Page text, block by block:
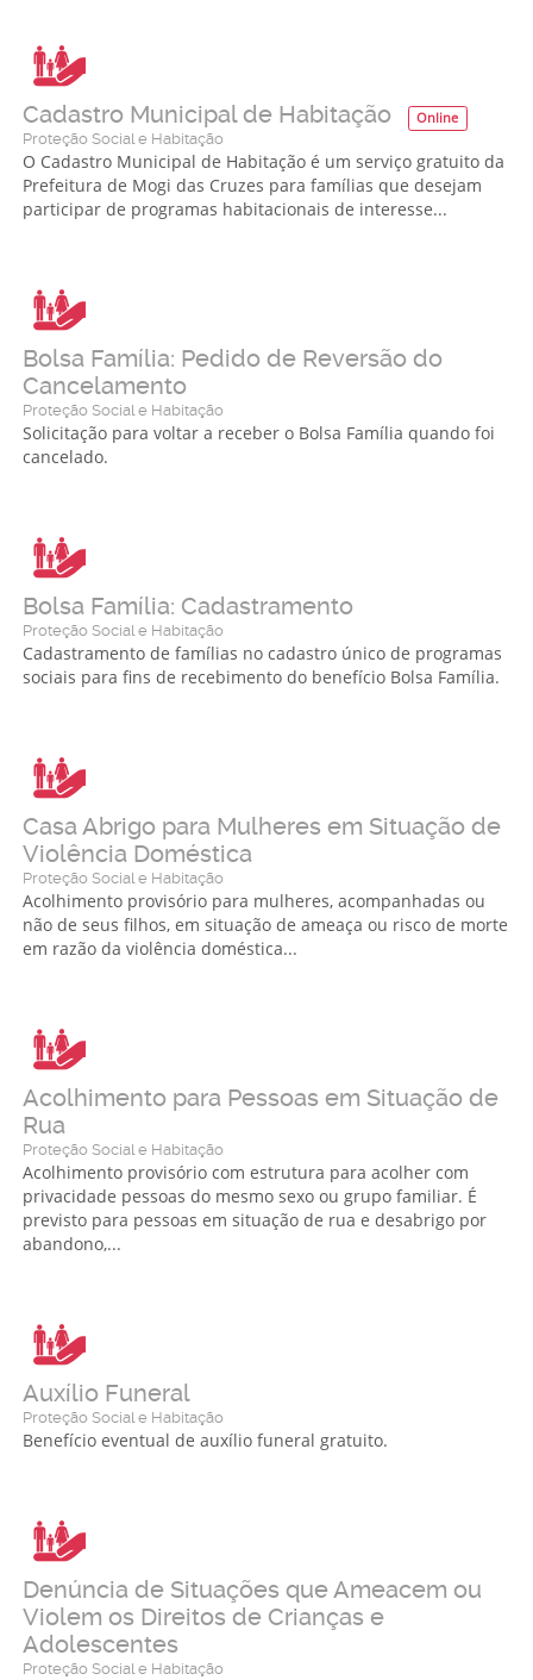
Cadastro Municipal de Habitação Online
Proteção Social e Habitação
O Cadastro Municipal de Habitação é um serviço gratuito da
Prefeitura de Mogi das Cruzes para famílias que desejam
participar de programas habitacionais de interesse...
Bolsa Família: Pedido de Reversão do
Cancelamento
Proteção Social e Habitação
Solicitação para voltar a receber o Bolsa Família quando foi
cancelado.
Bolsa Família: Cadastramento
Proteção Social e Habitação
Cadastramento de famílias no cadastro único de programas
sociais para fins de recebimento do benefício Bolsa Família.
Casa Abrigo para Mulheres em Situação de
Violência Doméstica
Proteção Social e Habitação
Acolhimento provisório para mulheres, acompanhadas ou
não de seus filhos, em situação de ameaça ou risco de morte
em razão da violência doméstica...
Acolhimento para Pessoas em Situação de
Rua
Proteção Social e Habitação
Acolhimento provisório com estrutura para acolher com
privacidade pessoas do mesmo sexo ou grupo familiar. É
previsto para pessoas em situação de rua e desabrigo por
abandono,...
Auxílio Funeral
Proteção Social e Habitação
Benefício eventual de auxílio funeral gratuito.
Denúncia de Situações que Ameacem ou
Violem os Direitos de Crianças e
Adolescentes
Proteção Social e Habitação